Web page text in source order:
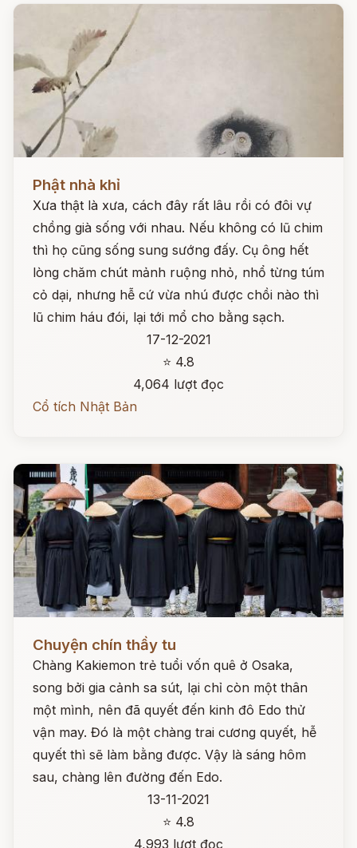
Phật nhà khỉ
Xưa thật là xưa, cách đây rất lâu rồi có đôi vự
chồng già sống với nhau. Nếu không có lũ chim
thì họ cũng sống sung sướng đấy. Cụ ông hết
lòng chăm chút mảnh ruộng nhỏ, nhổ từng túm
cỏ dại, nhưng hễ cứ vừa nhú được chồi nào thì
lũ chim háu đói, lại tới mổ cho bằng sạch.
17-12-2021
⭐ 4.8
4,064 lượt đọc
Cổ tích Nhật Bản
Chuyện chín thầy tu
Chàng Kakiemon trẻ tuổi vốn quê ở Osaka,
song bởi gia cảnh sa sút, lại chỉ còn một thân
một mình, nên đã quyết đến kinh đô Edo thử
vận may. Đó là một chàng trai cương quyết, hễ
quyết thì sẽ làm bằng được. Vậy là sáng hôm
sau, chàng lên đường đến Edo.
13-11-2021
⭐ 4.8
4,993 lượt đọc